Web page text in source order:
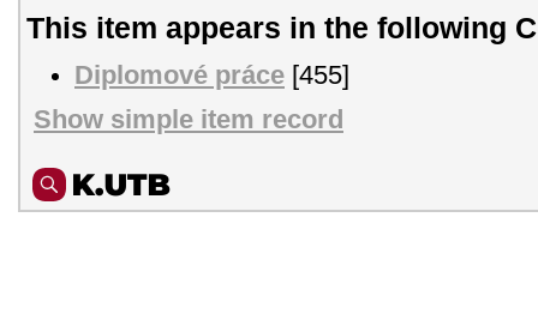
This item appears in the following
Diplomové práce [455]
Show simple item record